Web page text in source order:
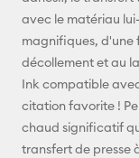
avec le matériau
magnifiques, d'une
décollement et au
Ink compatible
citation favorite !
chaud significatif
transfert de presse